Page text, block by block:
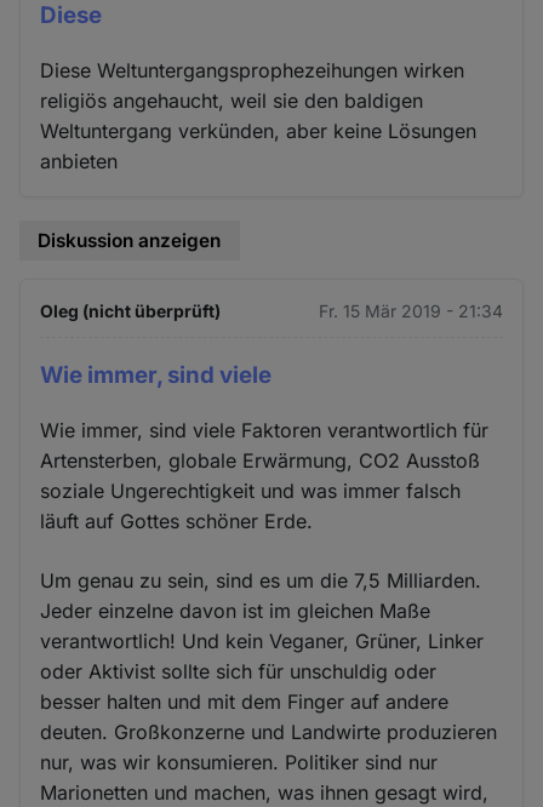
Diese
Diese Weltuntergangsprophezeihungen wirken
religiös angehaucht, weil sie den baldigen
Weltuntergang verkünden, aber keine Lösungen
anbieten
Diskussion anzeigen
Oleg (nicht überprüft) Fr. 15 Mär 2019 - 21:34
Wie immer, sind viele
Wie immer, sind viele Faktoren verantwortlich für
Artensterben, globale Erwärmung, CO2 Ausstoß
soziale Ungerechtigkeit und was immer falsch
läuft auf Gottes schöner Erde.
Um genau zu sein, sind es um die 7,5 Milliarden.
Jeder einzelne davon ist im gleichen Maße
verantwortlich! Und kein Veganer, Grüner, Linker
oder Aktivist sollte sich für unschuldig oder
besser halten und mit dem Finger auf andere
deuten. Großkonzerne und Landwirte produzieren
nur, was wir konsumieren. Politiker sind nur
Marionetten und machen, was ihnen gesagt wird,